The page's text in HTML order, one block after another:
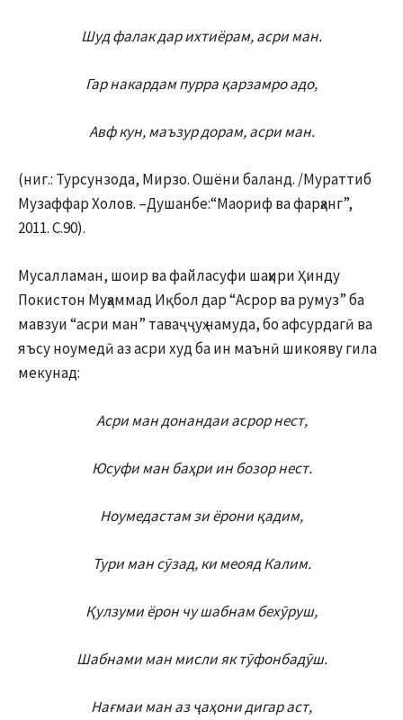
Шуд фалак дар ихтиёрам, асри ман.
Гар накардам пурра қарзамро адо,
Авф кун, маъзур дорам, асри ман.
(ниг.: Турсунзода, Мирзо. Ошёни баланд. /Мураттиб
Музаффар Холов. –Душанбе:“Маориф ва фарҳанг”,
2011. С.90).
Мусалламан, шоир ва файласуфи шаҳири Ҳинду
Покистон Муҳаммад Иқбол дар “Асрор ва румуз” ба
мавзуи “асри ман” таваҷҷуҳ намуда, бо афсурдагӣ ва
яъсу ноумедӣ аз асри худ ба ин маънӣ шикояву гила
мекунад:
Асри ман донандаи асрор нест,
Юсуфи ман баҳри ин бозор нест.
Ноумедастам зи ёрони қадим,
Тури ман сӯзад, ки меояд Калим.
Қулзуми ёрон чу шабнам бехӯруш,
Шабнами ман мисли як тӯфонбадӯш.
Нағмаи ман аз ҷаҳони дигар аст,